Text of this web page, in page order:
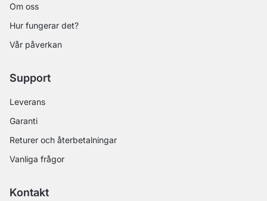
Om oss
Hur fungerar det?
Vår påverkan
Support
Leverans
Garanti
Returer och återbetalningar
Vanliga frågor
Kontakt